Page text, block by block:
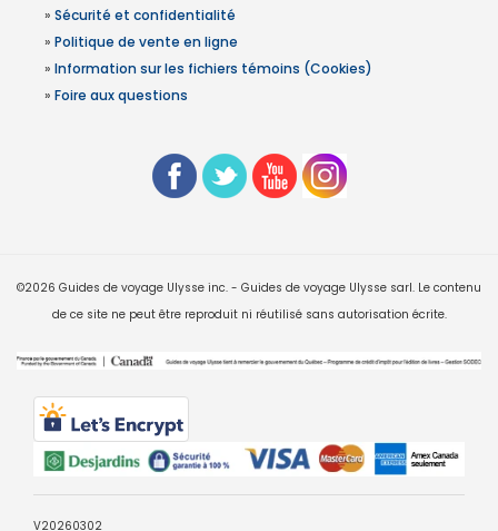
» Sécurité et confidentialité
» Politique de vente en ligne
» Information sur les fichiers témoins (Cookies)
» Foire aux questions
©2026 Guides de voyage Ulysse inc. - Guides de voyage Ulysse sarl. Le contenu
de ce site ne peut être reproduit ni réutilisé sans autorisation écrite.
V20260302